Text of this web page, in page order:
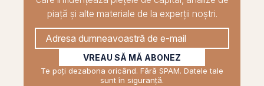
piață și alte materiale de la experții noștri.
VREAU SĂ MĂ ABONEZ
Te poți dezabona oricând. Fără SPAM. Datele tale
sunt în siguranță.